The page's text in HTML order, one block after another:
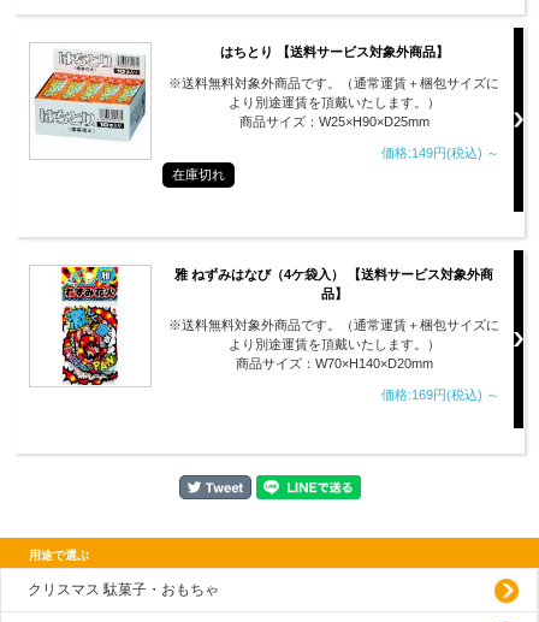
はちとり 【送料サービス対象外商品】
※送料無料対象外商品です。（通常運賃＋梱包サイズに
より別途運賃を頂戴いたします。）
商品サイズ：W25×H90×D25mm
価格:149円(税込) ～
在庫切れ
雅 ねずみはなび（4ケ袋入） 【送料サービス対象外商
品】
※送料無料対象外商品です。（通常運賃＋梱包サイズに
より別途運賃を頂戴いたします。）
商品サイズ：W70×H140×D20mm
価格:169円(税込) ～
用途で選ぶ
クリスマス 駄菓子・おもちゃ